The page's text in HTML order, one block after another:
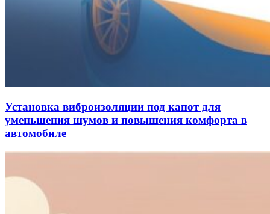
Установка виброизоляции под капот для
уменьшения шумов и повышения комфорта в
автомобиле